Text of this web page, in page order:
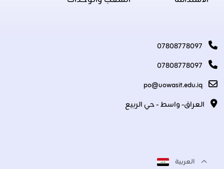
07808778097
07808778097
po@uowasit.edu.iq
العراق- واسط - حي الربيع
العربية